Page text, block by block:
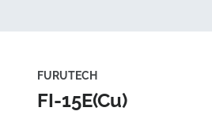
FURUTECH
FI-15E(Cu)